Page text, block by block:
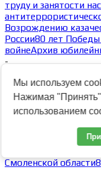
труду и занятости
Возрождению
России80 лет
войнеАрхив
-
Архив тем 2025
30 лет ОМОН
05.02.2023
30 лет Северо-
России по
Смоленской области
Мы используем
Нажимая
использованием